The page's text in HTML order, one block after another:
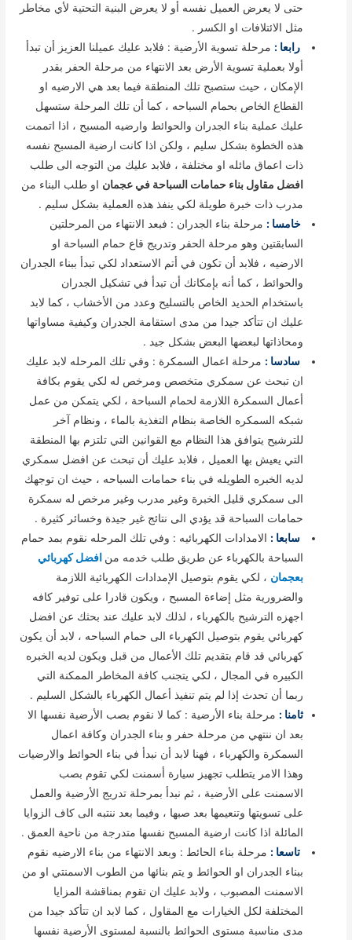
حتى لا يعرض العميل نفسه أو لا يعرض البنية التحتية لأي مخاطر
مثل الائتلافات او الكسر .
رابعا : مرحلة تسوية الأرضية : فلابد عليك عميلنا العزيز أن تبدأ
أولا بعملية تسوية الأرض بعد الانتهاء من مرحلة الحفر بقدر
الإمكان ، حيث ستصبح تلك المنطقة فيما بعد هي الارضيه او
القطاع الخاص بحمام السباحه ، كما أن تلك المرحلة ستسهل
عليك عملية بناء الجدران والحوائط وارضيه المسبح ، اذا اتممت
هذه الخطوة بشكل سليم ، ولكن اذا كانت ارضية المسبح نفسه
ذات اعماق مائله او مختلفة ، فلابد عليك من التوجه الى طلب
افضل مقاول بناء حمامات السباحة في عجمان او طلب البناء من
مدرب ذات خبرة طويلة لكي ينفذ هذه العملية بشكل سليم .
خامسا : مرحلة بناء الجدران : فبعد الانتهاء من المرحلتين
السابقتين وهو مرحلة الحفر وتدريج قاع حمام السباحة او
الارضيه ، فلابد أن تكون في أتم الاستعداد لكي تبدأ ببناء الجدران
والحوائط ، كما أنه بإمكانك أن تبدأ في تشكيل الجدران
باستخدام الحديد الخاص بالتسليح وعدد من الأخشاب ، كما لابد
عليك ان تتأكد جيدا من مدى استقامة الجدران وكيفية مساواتها
ومحاذاتها لبعضها البعض بشكل جيد .
سادسا : مرحلة اعمال السمكرة : وفي تلك المرحله لابد عليك
ان تبحث عن سمكري متخصص ومرخص له لكي يقوم بكافة
أعمال السمكرة اللازمة لحمام السباحة ، لكي يتمكن من عمل
شبكه السمكره الخاصة بنظام التغذية بالماء ، ونظام آخر
للترشيح يتوافق هذا النظام مع القوانين التي تلتزم بها المنطقة
التي يعيش بها العميل ، فلابد عليك أن تبحث عن افضل سمكري
لديه الخبره الطويله في بناء حمامات السباحه ، حيث ان توجهك
الى سمكري قليل الخبرة وغير مدرب وغير مرخص له سمكرة
حمامات السباحة قد يؤدي الى نتائج غير جيدة وخسائر كثيرة .
سابعا : الامدادات الكهربائيه : وفي تلك المرحله نقوم بمد حمام
السباحة بالكهرباء عن طريق طلب خدمه من افضل كهربائي
بعجمان ، لكي يقوم بتوصيل الإمدادات الكهربائية اللازمة
والضرورية مثل إضاءة المسبح ، ويكون قادرا على توفير كافه
اجهزه الترشيح بالكهرباء ، لذلك لابد عليك عند بحثك عن افضل
كهربائي يقوم بتوصيل الكهرباء الى حمام السباحه ، لابد أن يكون
كهربائي قد قام بتقديم تلك الأعمال من قبل ويكون لديه الخبره
الكبيره في المجال ، لكي يتجنب كافة المخاطر الممكنة التي
ربما أن تحدث إذا لم يتم تنفيذ أعمال الكهرباء بالشكل السليم .
ثامنا : مرحلة بناء الأرضية : كما لا نقوم بصب الأرضية نفسها الا
بعد ان ننتهي من مرحلة حفر و بناء الجدران وكافة اعمال
السمكرة والكهرباء ، فهنا لابد أن نبدأ في بناء الحوائط والارضيات
وهذا الامر يتطلب تجهيز سيارة أسمنت لكي تقوم بصب
الاسمنت على الأرضية ، ثم نبدأ بمرحلة تدريج الأرضية والعمل
على تسويتها وتنعيمها بعد صبها ، وفيما بعد ننتبه الى كاف الزوايا
المائلة اذا كانت ارضية المسبح نفسها متدرجة من ناحية العمق .
تاسعا : مرحلة بناء الحائط : وبعد الانتهاء من بناء الارضيه نقوم
ببناء الجدران او الحوائط و يتم بنائها من الطوب الاسمنتي او من
الاسمنت المصبوب ، ولابد عليك ان تقوم بمناقشة المزايا
المختلفة لكل الخيارات مع المقاول ، كما لابد ان تتأكد جيدا من
مدى مناسبة مستوى الحوائط بالنسبة لمستوى الأرضية نفسها